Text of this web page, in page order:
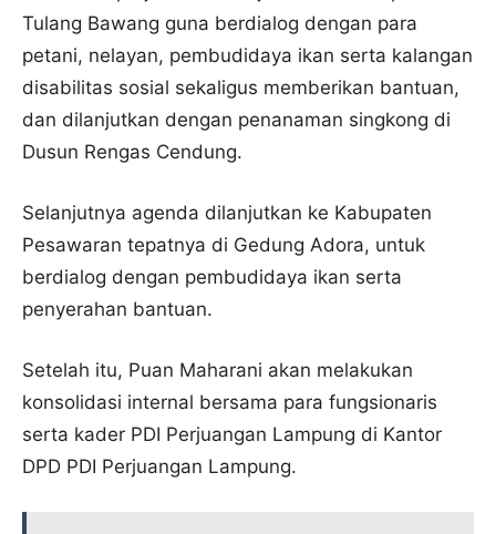
Tulang Bawang guna berdialog dengan para
petani, nelayan, pembudidaya ikan serta kalangan
disabilitas sosial sekaligus memberikan bantuan,
dan dilanjutkan dengan penanaman singkong di
Dusun Rengas Cendung.
Selanjutnya agenda dilanjutkan ke Kabupaten
Pesawaran tepatnya di Gedung Adora, untuk
berdialog dengan pembudidaya ikan serta
penyerahan bantuan.
Setelah itu, Puan Maharani akan melakukan
konsolidasi internal bersama para fungsionaris
serta kader PDI Perjuangan Lampung di Kantor
DPD PDI Perjuangan Lampung.